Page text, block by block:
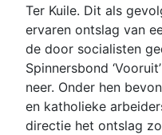
Ter Kuile. Dit als
ervaren ontslag van
de door socialisten
Spinnersbond
neer. Onder hen
en katholieke
directie het ontslag